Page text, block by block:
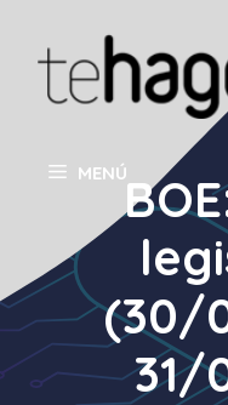
contenido
MENÚ
(30/
31/